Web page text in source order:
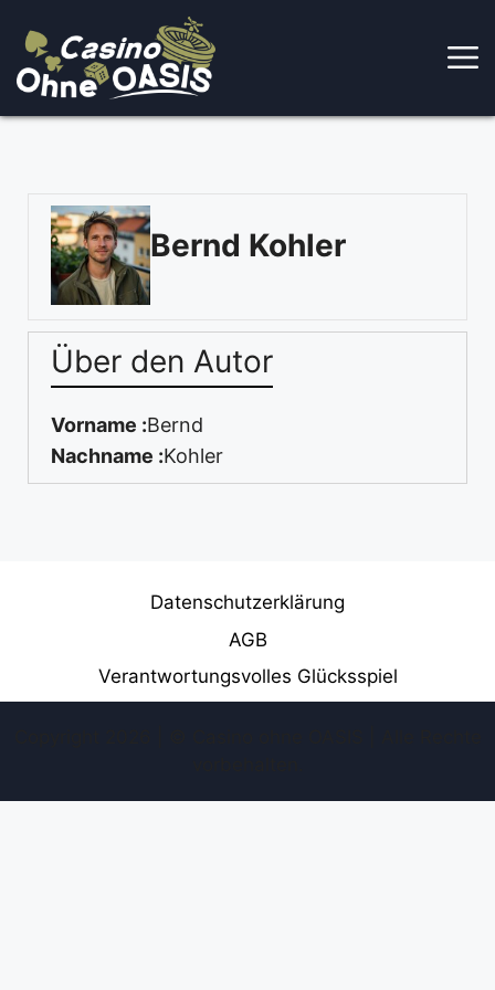
content
Bernd Kohler
Über den Autor
Vorname :Bernd
Nachname :Kohler
Datenschutzerklärung
AGB
Verantwortungsvolles Glücksspiel